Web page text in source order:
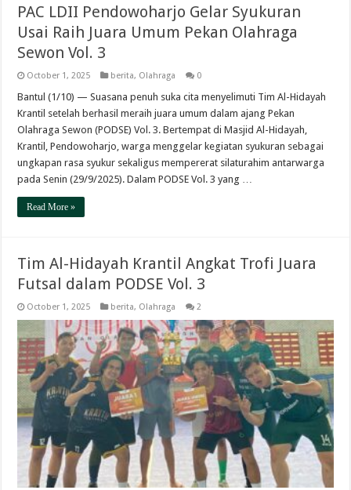
PAC LDII Pendowoharjo Gelar Syukuran
Usai Raih Juara Umum Pekan Olahraga
Sewon Vol. 3
October 1, 2025 berita, Olahraga 0
Bantul (1/10) — Suasana penuh suka cita menyelimuti Tim Al-Hidayah
Krantil setelah berhasil meraih juara umum dalam ajang Pekan
Olahraga Sewon (PODSE) Vol. 3. Bertempat di Masjid Al-Hidayah,
Krantil, Pendowoharjo, warga menggelar kegiatan syukuran sebagai
ungkapan rasa syukur sekaligus mempererat silaturahim antarwarga
pada Senin (29/9/2025). Dalam PODSE Vol. 3 yang …
Read More »
Tim Al-Hidayah Krantil Angkat Trofi Juara
Futsal dalam PODSE Vol. 3
October 1, 2025 berita, Olahraga 2